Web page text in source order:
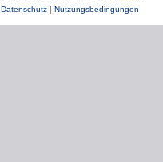
Datenschutz| Nutzungsbedingungen